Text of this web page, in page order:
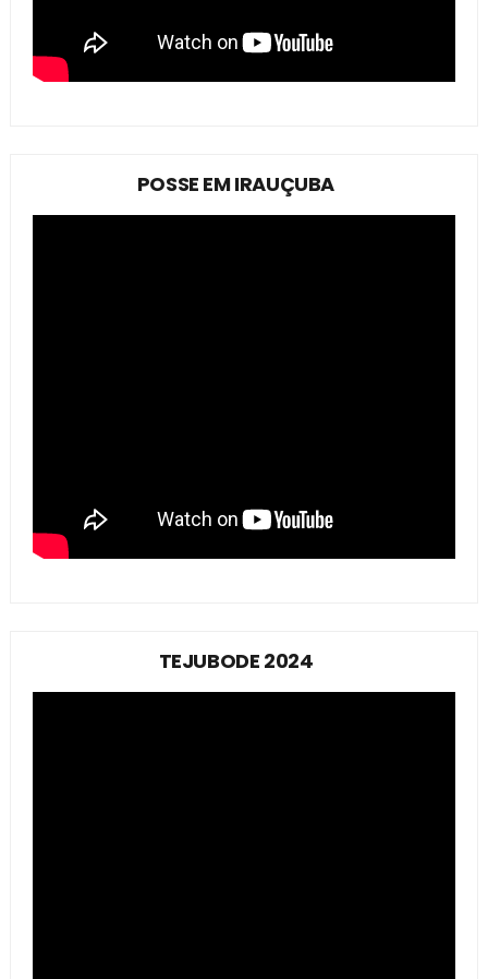
POSSE EM IRAUÇUBA
TEJUBODE 2024